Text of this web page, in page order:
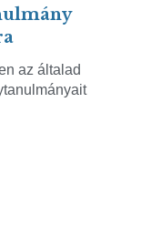
az általad